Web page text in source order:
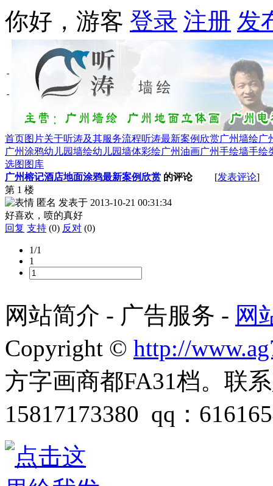
你好，游客 登录 注册 发
首页图片关于听涛及其服务流程听涛最新案例欣赏广州墙绘广
广州涂鸦幼儿园墙绘幼儿园墙体彩绘广州油画广州手绘墙手绘
选图图库
广州榕记酒店地面涂鸦最新案例欣赏 的评论[发表评论]
第 1 楼
匿名 发表于 2013-10-21 00:31:34
好喜欢，喷的真好
回复 支持 (0) 反对 (0)
1/1
1
网站简介 - 广告服务 - 网
Copyright © http://
方字画商都FA31档。联
15817173380 qq：